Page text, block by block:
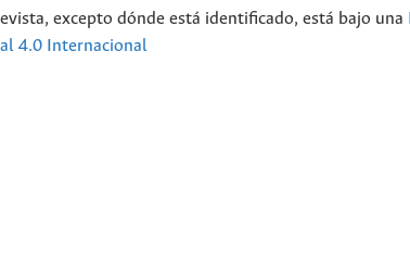
excepto dónde está identificado, está bajo una
4.0 Internacional